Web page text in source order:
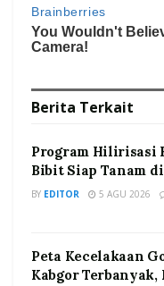
Berita Terkait
Program Hilirisasi
Bibit Siap Tanam
BY EDITOR 5 AGU 2026
Peta Kecelakaan
Kabgor Terbanyak,